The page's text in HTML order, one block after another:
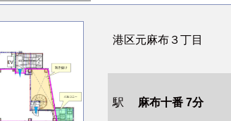
港区元麻布３丁目
駅 麻布十番 7分